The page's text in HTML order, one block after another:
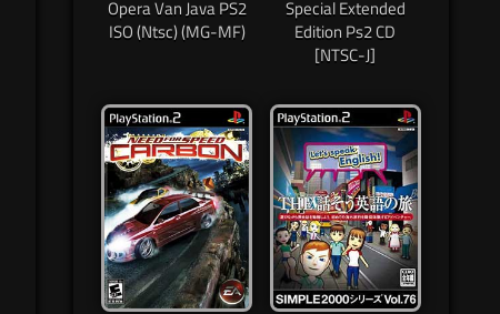
Opera Van Java PS2
ISO (Ntsc) (MG-MF)
Special Extended
Edition Ps2 CD
[NTSC-J]